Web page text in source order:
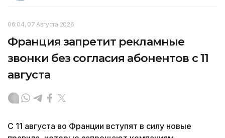
06:04, 07 Августа 2026
Франция запретит рекламные
звонки без согласия абонентов с 11
августа
С 11 августа во Франции вступят в силу новые